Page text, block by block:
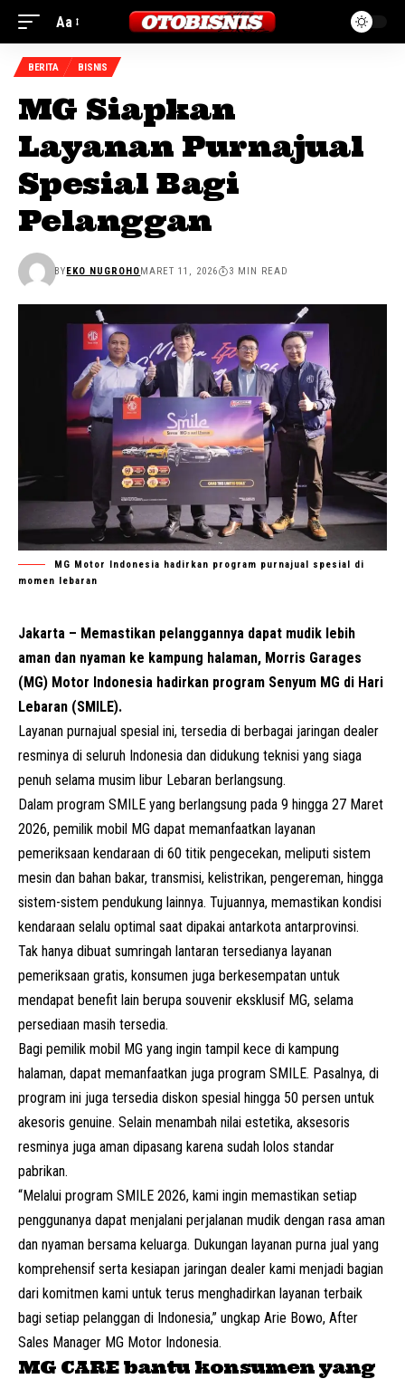
Aa
BERITA BISNIS
MG Siapkan
Layanan Purnajual
Spesial Bagi
Pelanggan
BYEKO NUGROHOMARET 11, 2026 3 MIN READ
MG Motor Indonesia hadirkan program purnajual spesial di
momen lebaran
Jakarta – Memastikan pelanggannya dapat mudik lebih
aman dan nyaman ke kampung halaman, Morris Garages
(MG) Motor Indonesia hadirkan program Senyum MG di Hari
Lebaran (SMILE).
Layanan purnajual spesial ini, tersedia di berbagai jaringan dealer
resminya di seluruh Indonesia dan didukung teknisi yang siaga
penuh selama musim libur Lebaran berlangsung.
Dalam program SMILE yang berlangsung pada 9 hingga 27 Maret
2026, pemilik mobil MG dapat memanfaatkan layanan
pemeriksaan kendaraan di 60 titik pengecekan, meliputi sistem
mesin dan bahan bakar, transmisi, kelistrikan, pengereman, hingga
sistem-sistem pendukung lainnya. Tujuannya, memastikan kondisi
kendaraan selalu optimal saat dipakai antarkota antarprovinsi.
Tak hanya dibuat sumringah lantaran tersedianya layanan
pemeriksaan gratis, konsumen juga berkesempatan untuk
mendapat benefit lain berupa souvenir eksklusif MG, selama
persediaan masih tersedia.
Bagi pemilik mobil MG yang ingin tampil kece di kampung
halaman, dapat memanfaatkan juga program SMILE. Pasalnya, di
program ini juga tersedia diskon spesial hingga 50 persen untuk
akesoris genuine. Selain menambah nilai estetika, aksesoris
resminya juga aman dipasang karena sudah lolos standar
pabrikan.
“Melalui program SMILE 2026, kami ingin memastikan setiap
penggunanya dapat menjalani perjalanan mudik dengan rasa aman
dan nyaman bersama keluarga. Dukungan layanan purna jual yang
komprehensif serta kesiapan jaringan dealer kami menjadi bagian
dari komitmen kami untuk terus menghadirkan layanan terbaik
bagi setiap pelanggan di Indonesia,” ungkap Arie Bowo, After
Sales Manager MG Motor Indonesia.
MG CARE bantu konsumen yang